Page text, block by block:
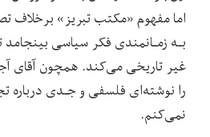
اما مفهوم «مکتب تبریز» برخلاف
بـه زمـانمندی فکر‌ سیاسی‌
غیر تاریخی می‌کند. همچون آقای
را نوشته‌ای فلسفی و جـدی درباره
نمی‌کنم.